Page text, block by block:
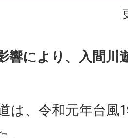
響により、入間川
は、令和元年台風